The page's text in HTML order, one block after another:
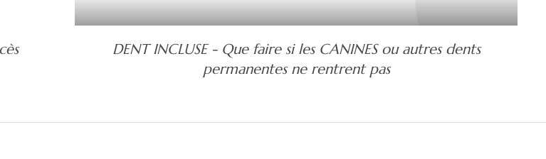
DENT INCLUSE - Que faire si les CANINES ou autres dents
permanentes ne rentrent pas